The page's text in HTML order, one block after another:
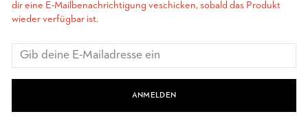
dir eine E-Mailbenachrichtigung veschicken, sobald das Produkt
wieder verfügbar ist.
ANMELDEN